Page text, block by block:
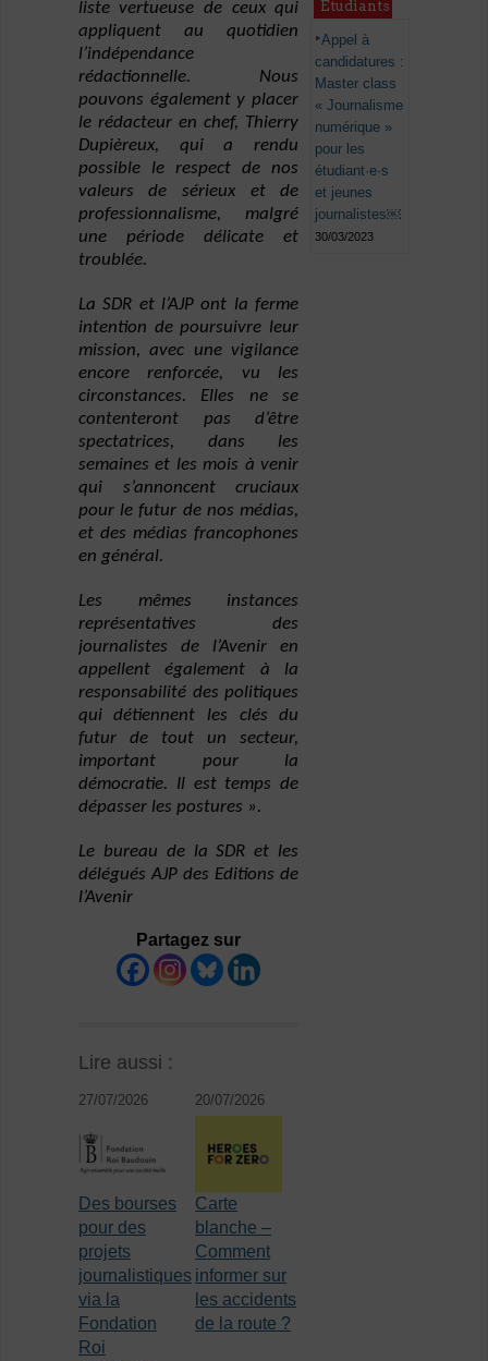
liste vertueuse de ceux qui
appliquent au quotidien
l’indépendance
rédactionnelle. Nous
pouvons également y placer
le rédacteur en chef, Thierry
Dupièreux, qui a rendu
possible le respect de nos
valeurs de sérieux et de
professionnalisme, malgré
une période délicate et
troublée.
La SDR et l’AJP ont la ferme
intention de poursuivre leur
mission, avec une vigilance
encore renforcée, vu les
circonstances. Elles ne se
contenteront pas d’être
spectatrices, dans les
semaines et les mois à venir
qui s’annoncent cruciaux
pour le futur de nos médias,
et des médias francophones
en général.
Les mêmes instances
représentatives des
journalistes de l’Avenir en
appellent également à la
responsabilité des politiques
qui détiennent les clés du
futur de tout un secteur,
important pour la
démocratie. Il est temps de
dépasser les postures ».
Le bureau de la SDR et les
délégués AJP des Editions de
l’Avenir
Partagez sur
Lire aussi :
27/07/2026
Des bourses
pour des
projets
journalistiques
via la
Fondation
Roi
20/07/2026
Carte
blanche –
Comment
informer sur
les accidents
de la route ?
Étudiants
Appel à
candidatures :
Master class
« Journalisme
numérique »
pour les
étudiant·e·s
et jeunes
journalistes￼
30/03/2023